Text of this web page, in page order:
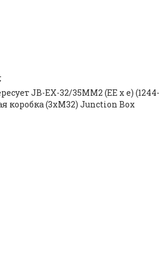
JB-EX-32/35MM2 (EE x e) (1244-
коробка (3xM32) Junction Box